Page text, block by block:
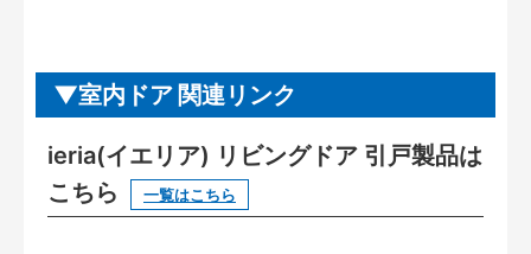
室内ドア 関連リンク
ieria(イエリア) リビングドア 引戸製品は
こちら
一覧はこちら